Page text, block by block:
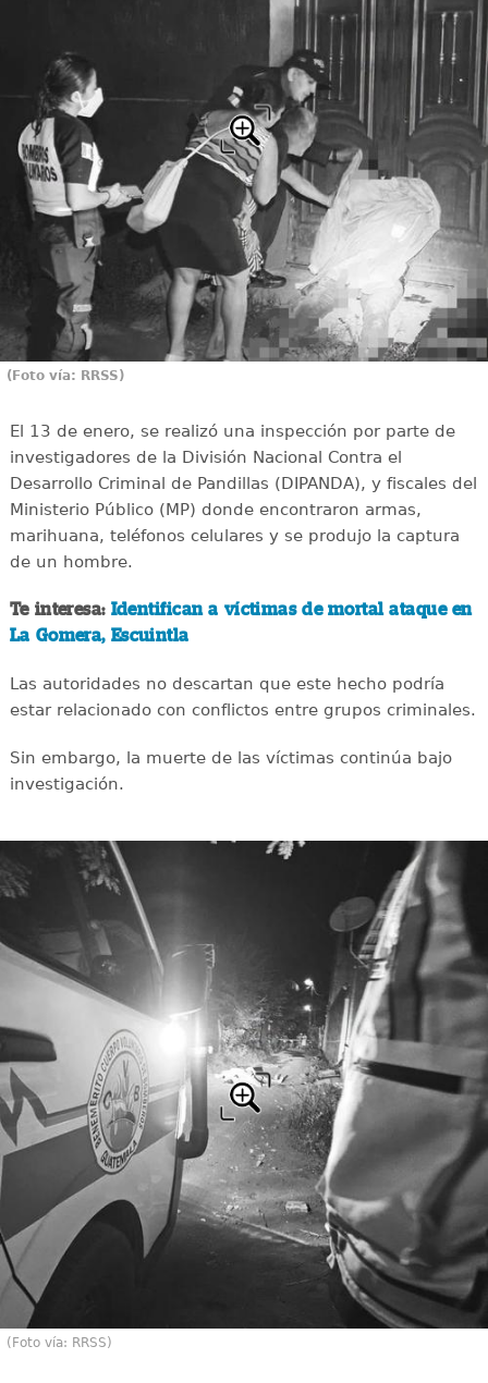
(Foto vía: RRSS)
El 13 de enero, se realizó una inspección por parte de
investigadores de la División Nacional Contra el
Desarrollo Criminal de Pandillas (DIPANDA), y fiscales del
Ministerio Público (MP) donde encontraron armas,
marihuana, teléfonos celulares y se produjo la captura
de un hombre.
Te interesa: Identifican a víctimas de mortal ataque en
La Gomera, Escuintla
Las autoridades no descartan que este hecho podría
estar relacionado con conflictos entre grupos criminales.
Sin embargo, la muerte de las víctimas continúa bajo
investigación.
(Foto vía: RRSS)